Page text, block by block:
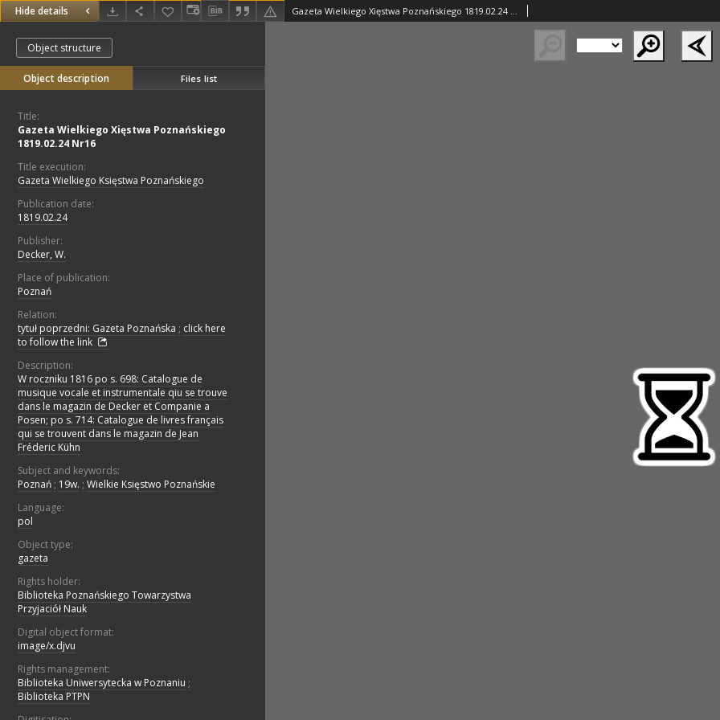
Hide details Gazeta Wielkiego Xięstwa Poznańskiego 1819.02.24 Nr16
Object structure
Object description Files list
Title:
Gazeta Wielkiego Xięstwa Poznańskiego
1819.02.24 Nr16
Title execution:
Gazeta Wielkiego Księstwa Poznańskiego
Publication date:
1819.02.24
Publisher:
Decker, W.
Place of publication:
Poznań
Relation:
tytuł poprzedni: Gazeta Poznańska ; click here
to follow the link
Description:
W roczniku 1816 po s. 698: Catalogue de
musique vocale et instrumentale qiu se trouve
dans le magazin de Decker et Companie a
Posen; po s. 714: Catalogue de livres français
qui se trouvent dans le magazin de Jean
Fréderic Kühn
Subject and keywords:
Poznań ; 19w. ; Wielkie Księstwo Poznańskie
Language:
pol
Object type:
gazeta
Rights holder:
Biblioteka Poznańskiego Towarzystwa
Przyjaciół Nauk
Digital object format:
image/x.djvu
Rights management:
Biblioteka Uniwersytecka w Poznaniu ;
Biblioteka PTPN